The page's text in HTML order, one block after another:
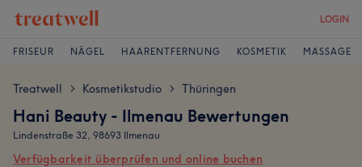
LOGIN
FRISEUR NÄGEL HAARENTFERNUNG KOSMETIK MASSAGE
Treatwell > Kosmetikstudio > Thüringen
Hani Beauty - Ilmenau Bewertungen
Lindenstraße 32, 98693 Ilmenau
Verfügbarkeit überprüfen und online buchen